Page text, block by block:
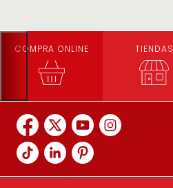
COMPRA ONLINE TIENDAS